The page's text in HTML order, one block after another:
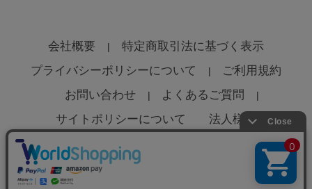
会社概要
特定商取引法に基づく表示
プライバシーポリシーについて
ご利用規約
お問い合わせ
よくあるご質問
サイトポリシーについて
法人様へ
© Global Product Planning Co., Ltd